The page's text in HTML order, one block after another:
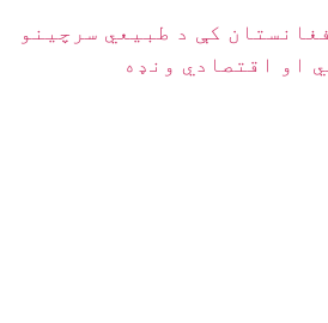
کې د طبیعي سرچینو
او اقتصادي ونډه